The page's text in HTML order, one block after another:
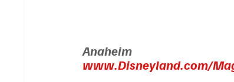
Anaheim
www.Disneyland.com/